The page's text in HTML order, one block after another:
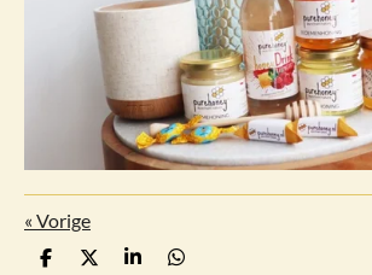
« Vorige
D
D
S
D